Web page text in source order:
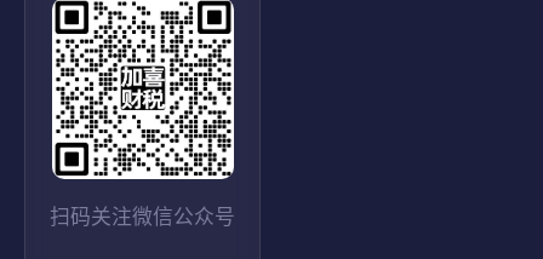
扫码关注微信公众号